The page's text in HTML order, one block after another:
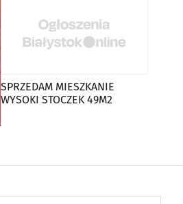
SPRZEDAM MIESZKANIE
WYSOKI STOCZEK 49M2